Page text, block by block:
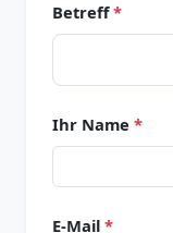
Betreff*
Ihr Name *
E-Mail *